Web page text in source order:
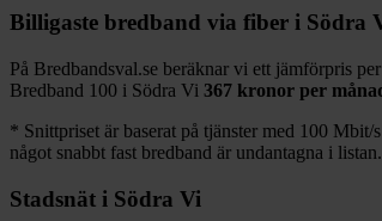
Billigaste bredband via fiber i Södra
På Bredbandsval.se beräknar vi ett jämförpris
Bredband 100 i Södra Vi 367 kronor per
* Snittpriset är baserat på tjänster med 100 Mbit/
något snabbt fast bredband är undantagna i listan.
Stadsnät i Södra Vi